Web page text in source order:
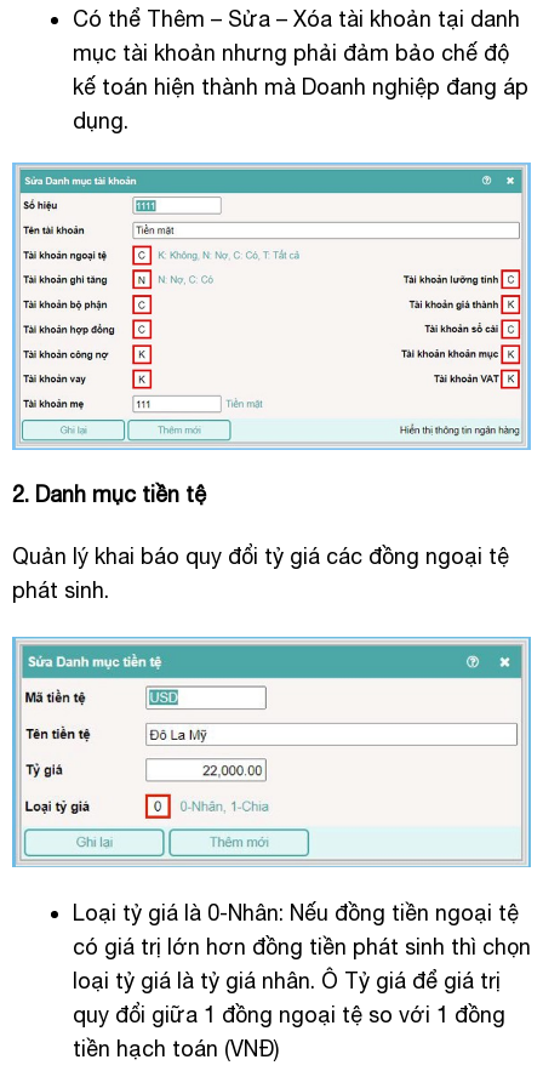
Có thể Thêm – Sửa – Xóa tài khoản tại danh
mục tài khoản nhưng phải đảm bảo chế độ
kế toán hiện thành mà Doanh nghiệp đang áp
dụng.
2. Danh mục tiền tệ
Quản lý khai báo quy đổi tỷ giá các đồng ngoại tệ
phát sinh.
Loại tỷ giá là 0-Nhân: Nếu đồng tiền ngoại tệ
có giá trị lớn hơn đồng tiền phát sinh thì chọn
loại tỷ giá là tỷ giá nhân. Ô Tỷ giá để giá trị
quy đổi giữa 1 đồng ngoại tệ so với 1 đồng
tiền hạch toán (VNĐ)